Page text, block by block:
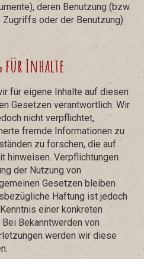
deren Benutzung (bzw.
oder der Benutzung)
für Inhalte
für eigene Inhalte auf diesen
Gesetzen verantwortlich. Wir
nicht verpflichtet,
fremde Informationen zu
zu forschen, die auf
hinweisen. Verpflichtungen
der Nutzung von
Gesetzen bleiben
Haftung ist jedoch
einer konkreten
Bekanntwerden von
werden wir diese